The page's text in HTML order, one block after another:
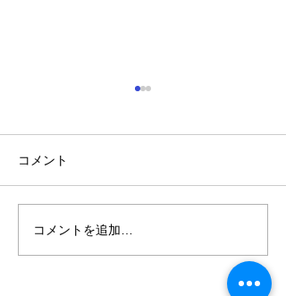
値上げ直前 お買い得
SALE
コメント
コメントを追加…